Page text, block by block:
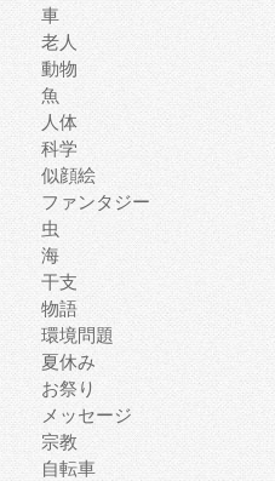
車
老人
動物
魚
人体
科学
似顔絵
ファンタジー
虫
海
干支
物語
環境問題
夏休み
お祭り
メッセージ
宗教
自転車